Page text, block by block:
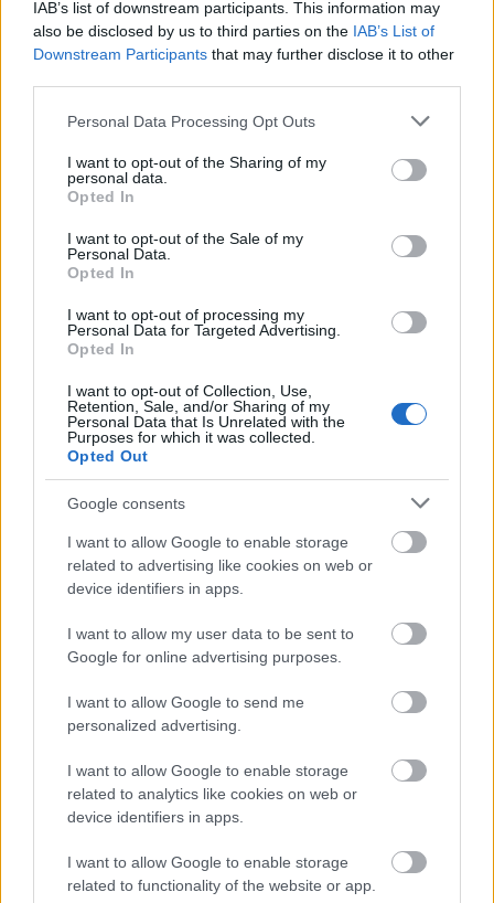
IAB’s list of downstream participants. This information may
also be disclosed by us to third parties on the IAB’s List of
Downstream Participants that may further disclose it to other
Please note that this website/app uses one or more Google
not limited to your visit or usage behaviour. You may click to
grant or deny consent to Google and its third-party tags to
use your data for below specified purposes in below Google
consent section.
Personal Data Processing Opt Outs
I want to opt-out of the Sharing of my
personal data.
Opted In
I want to opt-out of the Sale of my
Personal Data.
Opted In
I want to opt-out of processing my
Personal Data for Targeted Advertising.
Opted In
I want to opt-out of Collection, Use,
Retention, Sale, and/or Sharing of my
Personal Data that Is Unrelated with the
Purposes for which it was collected.
Opted Out
Google consents
I want to allow Google to enable storage
related to advertising like cookies on web or
device identifiers in apps.
I want to allow my user data to be sent to
Google for online advertising purposes.
I want to allow Google to send me
personalized advertising.
I want to allow Google to enable storage
related to analytics like cookies on web or
device identifiers in apps.
I want to allow Google to enable storage
related to functionality of the website or app.